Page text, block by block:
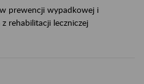
prewencji wypadkowej i
rehabilitacji leczniczej